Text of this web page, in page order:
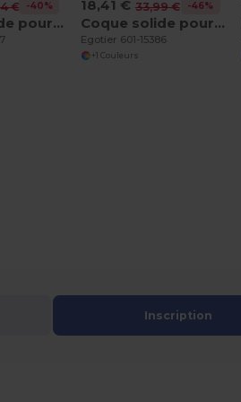
€ -40%
Coque solide pour iPhone 12 Pro Max
18,41 € 33,99 € -46%
Coque solide pour iPhone 12 Pro
Egotier 601-15386
+1 Couleurs
Inscription